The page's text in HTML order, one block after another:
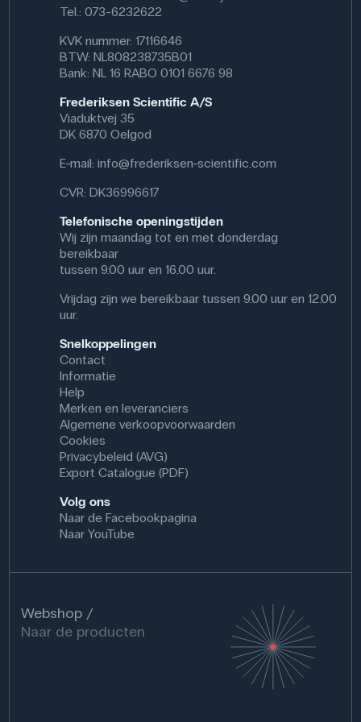
Tel.: 073-6232622
KVK nummer: 17116646
BTW: NL808238735B01
Bank: NL 16 RABO 0101 6676 98
Frederiksen Scientific A/S
Viaduktvej 35
DK 6870 Oelgod
E-mail:info@frederiksen-scientific.com
CVR: DK36996617
Telefonische openingstijden
Wij zijn maandag tot en met donderdag
bereikbaar
tussen 9.00 uur en 16.00 uur.
Vrijdag zijn we bereikbaar tussen 9.00 uur en 12.00
uur.
Snelkoppelingen
Contact
Informatie
Help
Merken en leveranciers
Algemene verkoopvoorwaarden
Cookies
Privacybeleid (AVG)
Export Catalogue (PDF)
Volg ons
Naar de Facebookpagina
Naar YouTube
Webshop
Naar de producten